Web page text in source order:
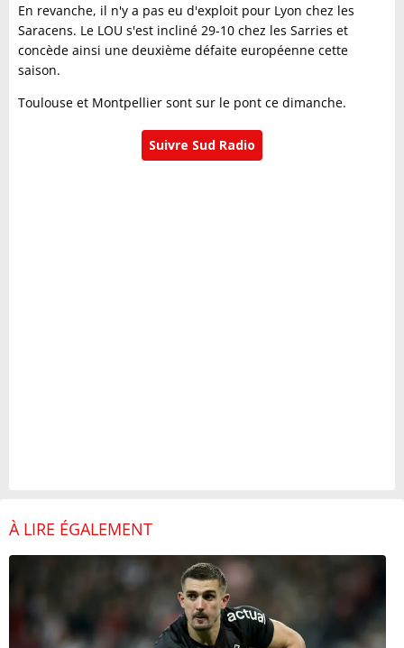
En revanche, il n'y a pas eu d'exploit pour Lyon chez les
Saracens. Le LOU s'est incliné 29-10 chez les Sarries et
concède ainsi une deuxième défaite européenne cette
saison.
Toulouse et Montpellier sont sur le pont ce dimanche.
Suivre Sud Radio
À LIRE ÉGALEMENT